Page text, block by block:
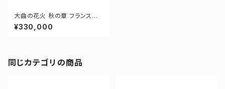
大曲の花火 秋の章 フランス～
ベル・エポック 美しき時代～ - 1
72964665642803
¥330,000
同じカテゴリの商品